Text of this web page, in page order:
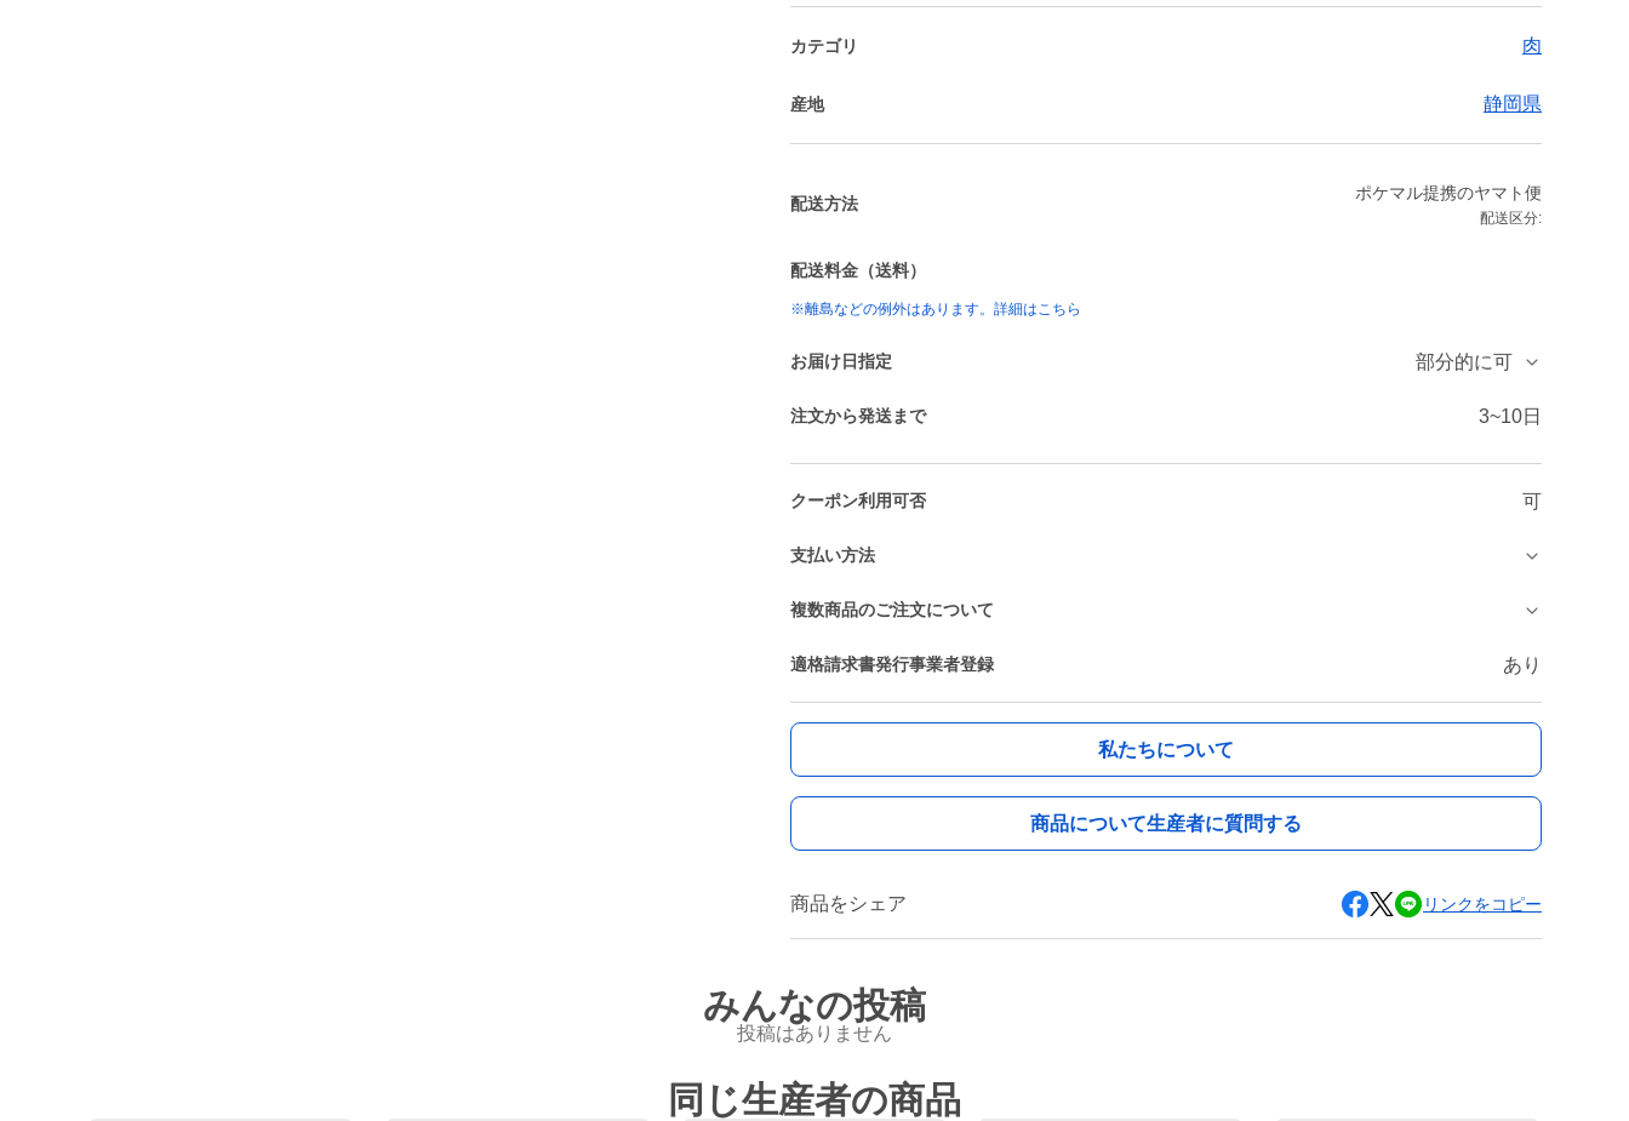
カテゴリ 肉
産地 静岡県
配送方法
ポケマル提携のヤマト便
配送区分:
配送料金（送料）
※離島などの例外はあります。詳細はこちら
お届け日指定 部分的に可
注文から発送まで 3~10日
クーポン利用可否 可
支払い方法
複数商品のご注文について
適格請求書発行事業者登録 あり
私たちについて
商品について生産者に質問する
商品をシェア リンクをコピー
みんなの投稿
投稿はありません
同じ生産者の商品